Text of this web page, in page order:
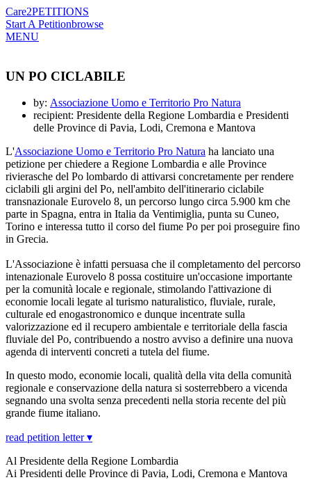
Care2PETITIONS
Start A Petitionbrowse
MENU
UN PO CICLABILE
by: Associazione Uomo e Territorio Pro Natura
recipient: Presidente della Regione Lombardia e Presidenti
delle Province di Pavia, Lodi, Cremona e Mantova
L'Associazione Uomo e Territorio Pro Natura ha lanciato una
petizione per chiedere a Regione Lombardia e alle Province
rivierasche del Po lombardo di attivarsi concretamente per rendere
ciclabili gli argini del Po, nell'ambito dell'itinerario ciclabile
transnazionale Eurovelo 8, un percorso lungo circa 5.900 km che
parte in Spagna, entra in Italia da Ventimiglia, punta su Cuneo,
Torino e interessa tutto il corso del fiume Po per poi proseguire fino
in Grecia.
L'Associazione è infatti persuasa che il completamento del percorso
intenazionale Eurovelo 8 possa costituire un'occasione importante
per la comunità locale e regionale, stimolando l'attivazione di
economie locali legate al turismo naturalistico, fluviale, rurale,
culturale ed enogastronomico e dunque incentrate sulla
valorizzazione ed il recupero ambientale e territoriale della fascia
fluviale del Po, contribuendo a nostro avviso a definire una nuova
agenda di interventi concreti a tutela del fiume.
In questo modo, economie locali, qualità della vita della comunità
regionale e conservazione della natura si sosterrebbero a vicenda
segnando una svolta senza precedenti nella storia recente del più
grande fiume italiano.
read petition letter ▾
Al Presidente della Regione Lombardia
Ai Presidenti delle Province di Pavia, Lodi, Cremona e Mantova